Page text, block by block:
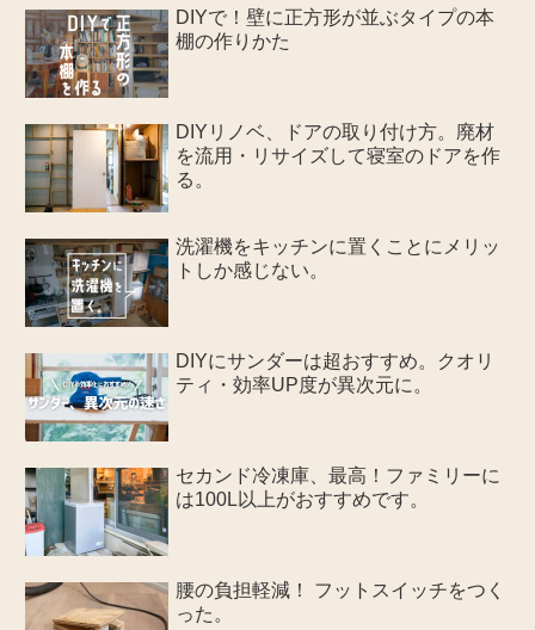
DIYで！壁に正方形が並ぶタイプの本
棚の作りかた
DIYリノベ、ドアの取り付け方。廃材
を流用・リサイズして寝室のドアを作
る。
洗濯機をキッチンに置くことにメリッ
トしか感じない。
DIYにサンダーは超おすすめ。クオリ
ティ・効率UP度が異次元に。
セカンド冷凍庫、最高！ファミリーに
は100L以上がおすすめです。
腰の負担軽減！ フットスイッチをつく
った。